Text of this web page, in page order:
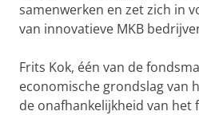
samenwerken en zet zich in
van innovatieve MKB
Frits Kok, één van de
economische grondslag van
de onafhankelijkheid van het